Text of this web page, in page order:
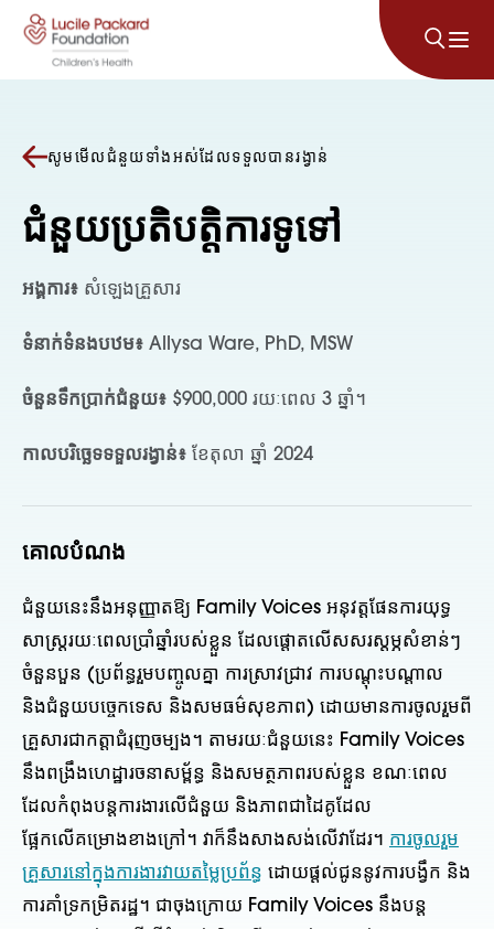
រំលងទៅមាតិកា
សូមមើលជំនួយទាំងអស់ដែលទទួលបានរង្វាន់
ជំនួយប្រតិបត្តិការទូទៅ
អង្គការ៖ សំឡេងគ្រួសារ
ទំនាក់ទំនងបឋម៖ Allysa Ware, PhD, MSW
ចំនួនទឹកប្រាក់ជំនួយ៖ $900,000 រយៈពេល 3 ឆ្នាំ។
កាលបរិច្ឆេទទទួលរង្វាន់៖ ខែតុលា ឆ្នាំ 2024
គោលបំណង
ជំនួយនេះនឹងអនុញ្ញាតឱ្យ Family Voices អនុវត្តផែនការយុទ្ធ
សាស្រ្តរយៈពេលប្រាំឆ្នាំរបស់ខ្លួន ដែលផ្តោតលើសសរស្តម្ភសំខាន់ៗ
ចំនួនបួន (ប្រព័ន្ធរួមបញ្ចូលគ្នា ការស្រាវជ្រាវ ការបណ្តុះបណ្តាល
និងជំនួយបច្ចេកទេស និងសមធម៌សុខភាព) ដោយមានការចូលរួមពី
គ្រួសារជាកត្តាជំរុញចម្បង។ តាមរយៈជំនួយនេះ Family Voices
នឹងពង្រឹងហេដ្ឋារចនាសម្ព័ន្ធ និងសមត្ថភាពរបស់ខ្លួន ខណៈពេល
ដែលកំពុងបន្តការងារលើជំនួយ និងភាពជាដៃគូដែល
ផ្អែកលើគម្រោងខាងក្រៅ។ វា​ក៏​នឹង​សាង​សង់​លើ​វា​ដែរ។ ការចូលរួម
គ្រួសារនៅក្នុងការងារវាយតម្លៃប្រព័ន្ធ ដោយផ្តល់ជូននូវការបង្វឹក និង
ការគាំទ្រកម្រិតរដ្ឋ។ ជាចុងក្រោយ Family Voices នឹងបន្ត